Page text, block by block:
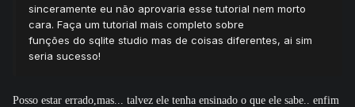
sinceramente eu não aprovaria esse tutorial nem morto
cara. Faça um tutorial mais completo sobre
funções do sqlite studio mas de coisas diferentes, ai sim
seria sucesso!
Posso estar errado,mas... talvez ele tenha ensinado o que ele sabe.. enfim